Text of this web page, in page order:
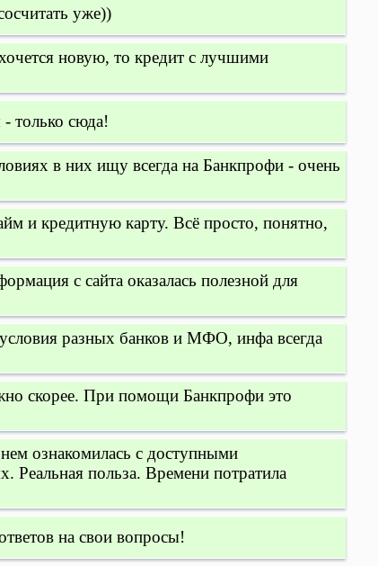
уже))
новую, то кредит с лучшими
только сюда!
в них ищу всегда на Банкпрофи - очень
и кредитную карту. Всё просто, понятно,
с сайта оказалась полезной для
разных банков и МФО, инфа всегда
скорее. При помощи Банкпрофи это
ознакомилась с доступными
Реальная польза. Времени потратила
на свои вопросы!